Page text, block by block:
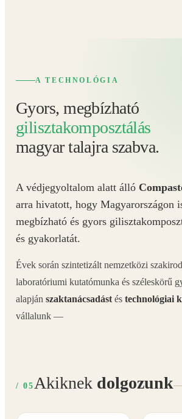
A TECHNOLÓGIA
Gyors, megbízható
gilisztakomposztálás
magyar talajra szabva.
A védjegyoltalom alatt álló
arra hivatott, hogy Magyarországon
megbízható és gyors
és gyakorlatát.
Évek során szintetizált nemzetközi
laboratóriumi kutatómunka és széleskörű
alapján szaktanácsadást és technológiai
vállalunk —
/ 05 Akiknek dolgozunk